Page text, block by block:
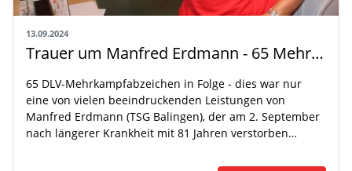
13.09.2024
Trauer um Manfred Erdmann - 65 Mehrkampfabzeichen in Folge
65 DLV-Mehrkampfabzeichen in Folge - dies war nur
eine von vielen beeindruckenden Leistungen von
Manfred Erdmann (TSG Balingen), der am 2. September
nach längerer Krankheit mit 81 Jahren verstorben…